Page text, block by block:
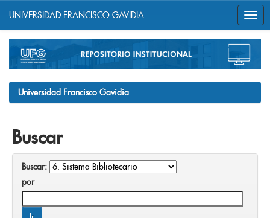
navigation
UNIVERSIDAD FRANCISCO GAVIDIA
Universidad Francisco Gavidia
Buscar
Buscar:
por